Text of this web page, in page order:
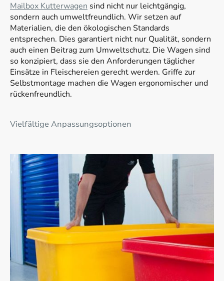
Mailbox Kutterwagen sind nicht nur leichtgängig,
sondern auch umweltfreundlich. Wir setzen auf
Materialien, die den ökologischen Standards
entsprechen. Dies garantiert nicht nur Qualität, sondern
auch einen Beitrag zum Umweltschutz. Die Wagen sind
so konzipiert, dass sie den Anforderungen täglicher
Einsätze in Fleischereien gerecht werden. Griffe zur
Selbstmontage machen die Wagen ergonomischer und
rückenfreundlich.
Vielfältige Anpassungsoptionen